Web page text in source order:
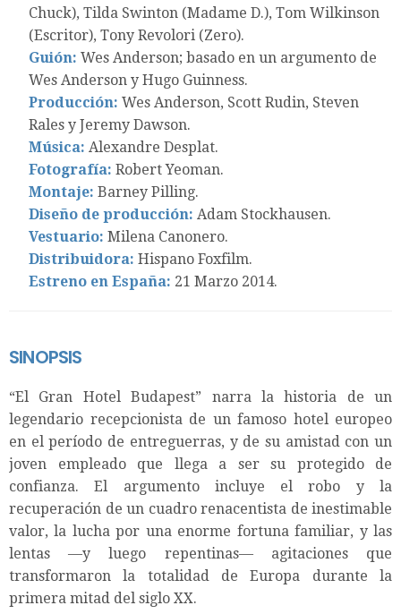
Chuck), Tilda Swinton (Madame D.), Tom Wilkinson
(Escritor), Tony Revolori (Zero).
Guión: Wes Anderson; basado en un argumento de
Wes Anderson y Hugo Guinness.
Producción: Wes Anderson, Scott Rudin, Steven
Rales y Jeremy Dawson.
Música: Alexandre Desplat.
Fotografía: Robert Yeoman.
Montaje: Barney Pilling.
Diseño de producción: Adam Stockhausen.
Vestuario: Milena Canonero.
Distribuidora: Hispano Foxfilm.
Estreno en España: 21 Marzo 2014.
SINOPSIS
“El Gran Hotel Budapest” narra la historia de un
legendario recepcionista de un famoso hotel europeo
en el período de entreguerras, y de su amistad con un
joven empleado que llega a ser su protegido de
confianza. El argumento incluye el robo y la
recuperación de un cuadro renacentista de inestimable
valor, la lucha por una enorme fortuna familiar, y las
lentas —y luego repentinas— agitaciones que
transformaron la totalidad de Europa durante la
primera mitad del siglo XX.